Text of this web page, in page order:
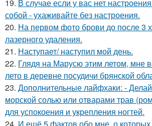
19. В случае если у вас нет
собой - ухаживайте без настроения.
20. На первом фото брови до после 3
лазерного удаления.
21. Наступает/ наступил мой день.
22. Глядя на Марусю этим летом, мне
лето в деревне посудичи брянской
23. Дополнительные лайфхаки: -
морской солью или отварами трав
для успокоения и укрепления ногтей.